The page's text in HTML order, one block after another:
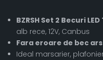
BZRSH Set 2 Becuri LED
alb rece, 12V, Canbus
Fara eroare de bec
Ideal marsarier,